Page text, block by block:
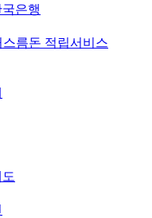
은행
스름돈 적립서비스